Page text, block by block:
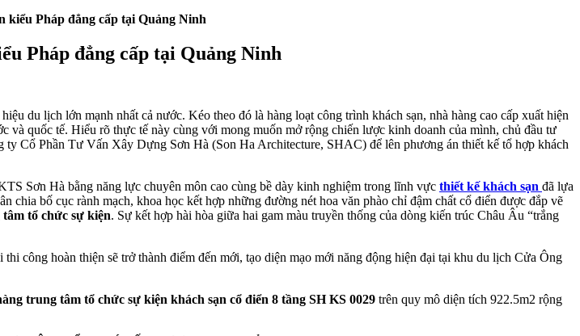
kiểu Pháp đẳng cấp tại Quảng Ninh
Pháp đẳng cấp tại Quảng Ninh
du lịch lớn mạnh nhất cả nước. Kéo theo đó là hàng loạt công trình khách sạn, nhà hàng cao cấp xuất hiện
và quốc tế. Hiểu rõ thực tế này cùng với mong muốn mở rộng chiến lược kinh doanh của mình, chủ đầu tư
Cổ Phần Tư Vấn Xây Dựng Sơn Hà (Son Ha Architecture, SHAC) để lên phương án thiết kế tổ hợp khách
Sơn Hà bằng năng lực chuyên môn cao cùng bề dày kinh nghiệm trong lĩnh vực thiết kế khách sạn đã lựa
chia bố cục rành mạch, khoa học kết hợp những đường nét hoa văn phào chỉ đậm chất cổ điển được đắp vẽ
tổ chức sự kiện. Sự kết hợp hài hòa giữa hai gam màu truyền thống của dòng kiến trúc Châu Âu “trắng
công hoàn thiện sẽ trở thành điểm đến mới, tạo diện mạo mới năng động hiện đại tại khu du lịch Cửa Ông
trung tâm tổ chức sự kiện khách sạn cổ điển 8 tầng SH KS 0029 trên quy mô diện tích 922.5m2 rộng